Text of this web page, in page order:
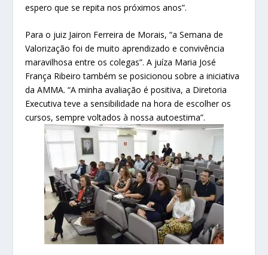
espero que se repita nos próximos anos”.
Para o juiz Jairon Ferreira de Morais, “a Semana de
Valorização foi de muito aprendizado e convivência
maravilhosa entre os colegas”. A juíza Maria José
França Ribeiro também se posicionou sobre a iniciativa
da AMMA. “A minha avaliação é positiva, a Diretoria
Executiva teve a sensibilidade na hora de escolher os
cursos, sempre voltados à nossa autoestima”.